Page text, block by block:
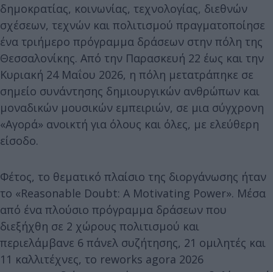
δημοκρατίας, κοινωνίας, τεχνολογίας, διεθνών
σχέσεων, τεχνών και πολιτισμού πραγματοποίησε
ένα τριήμερο πρόγραμμα δράσεων στην πόλη της
Θεσσαλονίκης. Από την Παρασκευή 22 έως και την
Κυριακή 24 Μαΐου 2026, η πόλη μετατράπηκε σε
σημείο συνάντησης δημιουργικών ανθρώπων και
μοναδικών μουσικών εμπειριών, σε μια σύγχρονη
«Αγορά» ανοικτή για όλους και όλες, με ελεύθερη
είσοδο.
Φέτος, το θεματικό πλαίσιο της διοργάνωσης ήταν
το «Reasonable Doubt: A Motivating Power». Μέσα
από ένα πλούσιο πρόγραμμα δράσεων που
διεξήχθη σε 2 χώρους πολιτισμού και
περιελάμβανε 6 πάνελ συζήτησης, 21 ομιλητές και
11 καλλιτέχνες, το reworks agora 2026